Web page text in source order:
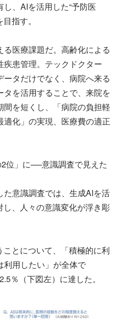
、AIを活用した“予防医
指す。
医療課題だ。高齢化による
患管理。テックドクター
タだけでなく、病院へ来る
を活用することで、来院を
を短くし、「病院の負担軽
化」の実現、医療費の適正
位」に──意識調査で見えた
意識調査では、生成AIを活
、人々の意識変化が浮き彫
とについて、「積極的に利
利用したい」が全体で
％（下図左）に達した。